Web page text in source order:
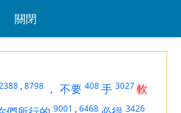
關閉
,8798 ， 不要 408手 3027軟
9001 ,6468 3426